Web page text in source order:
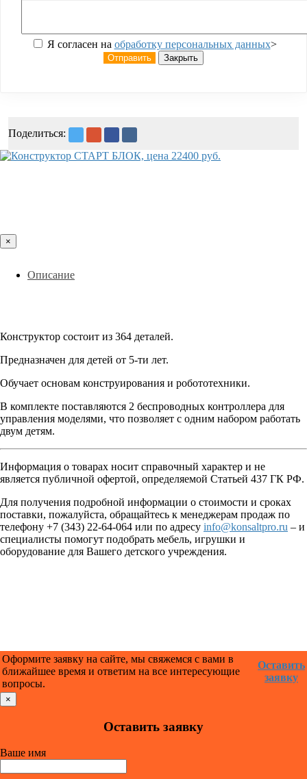
Я согласен на обработку персональных данных>
Отправить Закрыть
Поделиться:
×
Описание
Конструктор состоит из 364 деталей.
Предназначен для детей от 5-ти лет.
Обучает основам конструирования и робототехники.
В комплекте поставляются 2 беспроводных контроллера для
управления моделями, что позволяет с одним набором работать
двум детям.
Информация о товарах носит справочный характер и не
является публичной офертой, определяемой Статьей 437 ГК РФ.
Для получения подробной информации о стоимости и сроках
поставки, пожалуйста, обращайтесь к менеджерам продаж по
телефону +7 (343) 22-64-064 или по адресу info@konsaltpro.ru – и
специалисты помогут подобрать мебель, игрушки и
оборудование для Вашего детского учреждения.
Оформите заявку на сайте, мы свяжемся с вами в
ближайшее время и ответим на все интересующие
вопросы.
Оставить
заявку
×
Оставить заявку
Ваше имя